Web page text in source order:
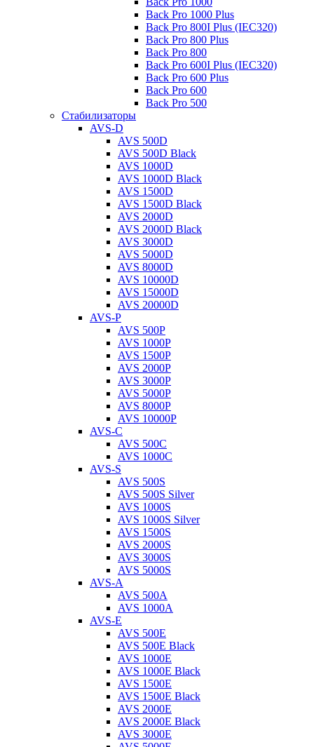
Back Pro 1000 Plus
Back Pro 800I Plus (IEC320)
Back Pro 800 Plus
Back Pro 800
Back Pro 600I Plus (IEC320)
Back Pro 600 Plus
Back Pro 600
Back Pro 500
Стабилизаторы
AVS-D
AVS 500D
AVS 500D Black
AVS 1000D
AVS 1000D Black
AVS 1500D
AVS 1500D Black
AVS 2000D
AVS 2000D Black
AVS 3000D
AVS 5000D
AVS 8000D
AVS 10000D
AVS 15000D
AVS 20000D
AVS-P
AVS 500P
AVS 1000P
AVS 1500P
AVS 2000P
AVS 3000P
AVS 5000P
AVS 8000P
AVS 10000P
AVS-C
AVS 500C
AVS 1000C
AVS-S
AVS 500S
AVS 500S Silver
AVS 1000S
AVS 1000S Silver
AVS 1500S
AVS 2000S
AVS 3000S
AVS 5000S
AVS-A
AVS 500A
AVS 1000A
AVS-E
AVS 500E
AVS 500E Black
AVS 1000E
AVS 1000E Black
AVS 1500E
AVS 1500E Black
AVS 2000E
AVS 2000E Black
AVS 3000E